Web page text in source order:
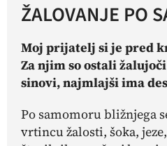
ŽALOVANJE PO
Moj prijatelj si je pred
Za njim so ostali
sinovi, najmlajši ima
Po samomoru bližnjega
vrtincu žalosti, šoka,